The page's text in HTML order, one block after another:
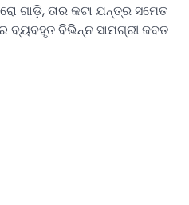
ଗାଡ଼ି, ତାର କଟା ଯନ୍ତ୍ର ସମେତ
ବ୍ୟବହୃତ ବିଭିନ୍ନ ସାମଗ୍ରୀ ଜବତ